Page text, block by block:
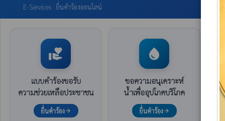
E-Services · ยื่นคำร้องออนไลน์
volunteer_activism
แบบคำร้องขอรับ
ความช่วยเหลือประชาชน
ยื่นคำร้องarrow_forward
water_drop
ขอความอนุเคราะห์
น้ำเพื่ออุปโภคบริโภค
ยื่นคำร้องarrow_forward